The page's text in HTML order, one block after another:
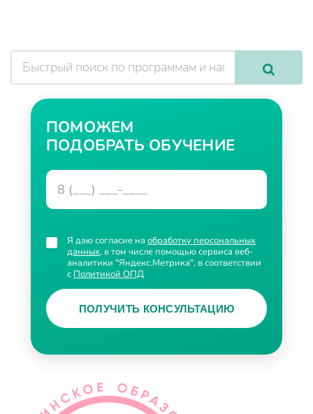
ПОМОЖЕМ
ПОДОБРАТЬ ОБУЧЕНИЕ
Я даю согласие на обработку персональных
данных, в том числе помощью сервиса веб-
аналитики "Яндекс.Метрика", в соответствии
с Политикой ОПД
ПОЛУЧИТЬ КОНСУЛЬТАЦИЮ